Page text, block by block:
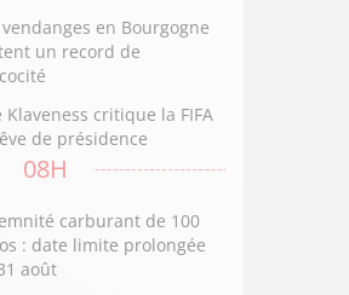
vendanges en Bourgogne
un record de
Klaveness critique la FIFA
de présidence
08H
carburant de 100
: date limite prolongée
août